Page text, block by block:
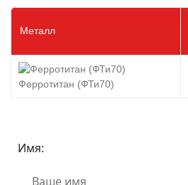
Металл
Ферротитан (ФТи70)
Имя: